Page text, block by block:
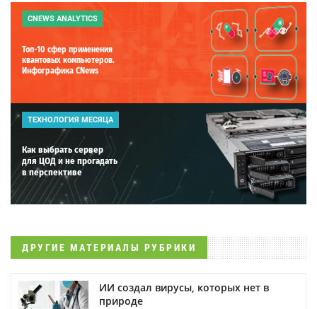
CNEWS ANALYTICS
Топ-10 сфер применения
квантовых компьютеров.
Инфографика CNews
ТЕХНОЛОГИЯ МЕСЯЦА
Как выбрать сервер
для ЦОД и не прогадать
в перспективе
ДРУГИЕ МАТЕРИАЛЫ РУБРИКИ
ИИ создал вирусы, которых нет в
природе